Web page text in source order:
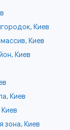
Киев
Киев
Киев
Киев
зона, Киев